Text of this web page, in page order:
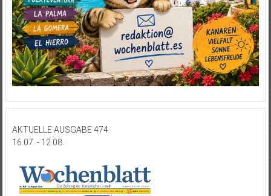
AKTUELLE AUSGABE 474
16.07. - 12.08.